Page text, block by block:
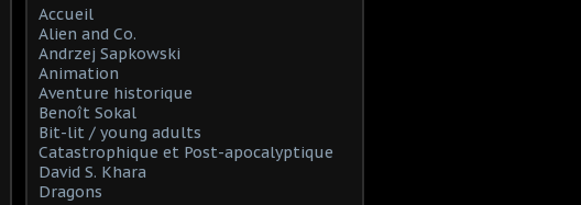
Accueil
Alien and Co.
Andrzej Sapkowski
Animation
Aventure historique
Benoît Sokal
Bit-lit / young adults
Catastrophique et Post-apocalyptique
David S. Khara
Dragons